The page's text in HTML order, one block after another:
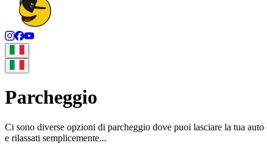
Parcheggio
Ci sono diverse opzioni di parcheggio dove puoi lasciare la tua
e rilassati semplicemente...